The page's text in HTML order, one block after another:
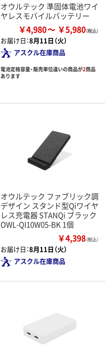
オウルテック 準固体電池ワイ
ヤレスモバイルバッテリー
￥4,980 ￥5,980
お届け日：8月11日（火）
アスクル在庫商品
電池定格容量・販売単位違いの商品が2商品
あります
オウルテック ファブリック調
デザイン スタンド型Qiワイヤ
レス充電器 STANQi ブラック
OWL-QI10W05-BK 1個
￥4,398（税込）
お届け日：8月11日（火）
アスクル在庫商品